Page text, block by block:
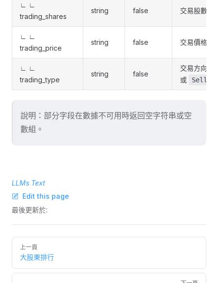
∟ ∟
trading_shares
string false 交易股數
∟ ∟
trading_price
string false 交易價格
∟ ∟
trading_type
string false
交易方向：
或 Sell
說明：部分字段在數據不可用時返回空字符串或空
數組。
LLMs Text
Edit this page
最後更新於:
Pager
上一頁
大股東排行